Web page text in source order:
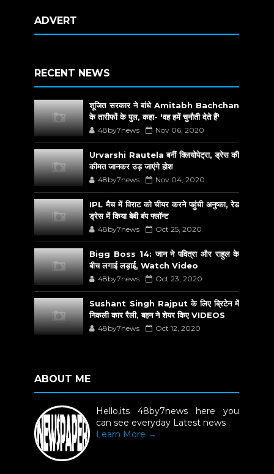
ADVERT
RECENT NEWS
शूजित सरकार ने बांधे Amitabh Bachchan
के तारीफों के पुल, कहा- 'वह हमें चुनौती देते हैं'
48by7news Nov 06, 2020
Urvarshi Rautela बनीं क्लियोपेट्रा, ड्रेस की
कीमत जानकर उड़ जाएंगे होश
48by7news Nov 04, 2020
IPL मैच में विराट को चीयर करने पहुंची अनुष्का, रेड
ड्रेस में किया बेबी बंप फ्लॉन्ट
48by7news Oct 25, 2020
Bigg Boss 14: जान ने पवित्रा और राहुल के
बीच लगाई लड़ाई, Watch Video
48by7news Oct 23, 2020
Sushant Singh Rajput के लिए ब्रिटेन में
निकली कार रैली, बहन ने शेयर किए VIDEOS
48by7news Oct 12, 2020
ABOUT ME
Hello,its 48by7news here you
can see everyday Latest news .
Learn More →